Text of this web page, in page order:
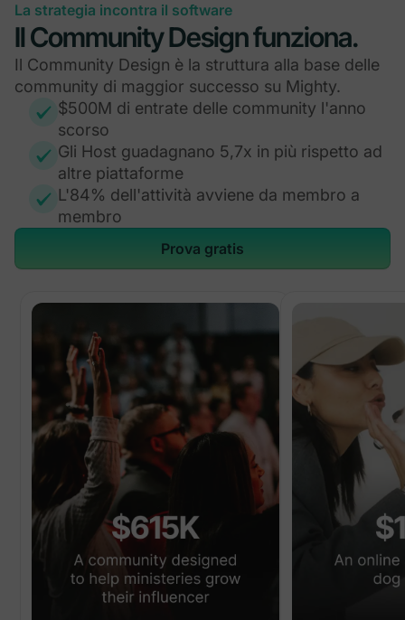
La strategia incontra il software
Il Community Design funziona.
Il Community Design è la struttura alla base delle
community di maggior successo su Mighty.
$500M di entrate delle community l'anno
scorso
Gli Host guadagnano 5,7x in più rispetto ad
altre piattaforme
L'84% dell'attività avviene da membro a
membro
Prova gratis